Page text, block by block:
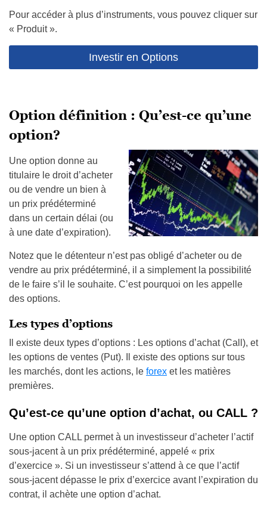
Pour accéder à plus d’instruments, vous pouvez cliquer sur
« Produit ».
Investir en Options
Option définition : Qu’est-ce qu’une
option?
Une option donne au
titulaire le droit d’acheter
ou de vendre un bien à
un prix prédéterminé
dans un certain délai (ou
à une date d’expiration).
Notez que le détenteur n’est pas obligé d’acheter ou de
vendre au prix prédéterminé, il a simplement la possibilité
de le faire s’il le souhaite. C’est pourquoi on les appelle
des options.
Les types d’options
Il existe deux types d’options : Les options d’achat (Call), et
les options de ventes (Put). Il existe des options sur tous
les marchés, dont les actions, le forex et les matières
premières.
Qu’est-ce qu’une option d’achat, ou CALL ?
Une option CALL permet à un investisseur d’acheter l’actif
sous-jacent à un prix prédéterminé, appelé « prix
d’exercice ». Si un investisseur s’attend à ce que l’actif
sous-jacent dépasse le prix d’exercice avant l’expiration du
contrat, il achète une option d’achat.